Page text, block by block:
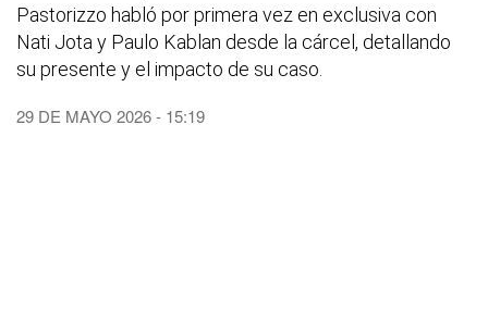
Pastorizzo habló por primera vez en exclusiva con
Nati Jota y Paulo Kablan desde la cárcel, detallando
su presente y el impacto de su caso.
29 DE MAYO 2026 - 15:19